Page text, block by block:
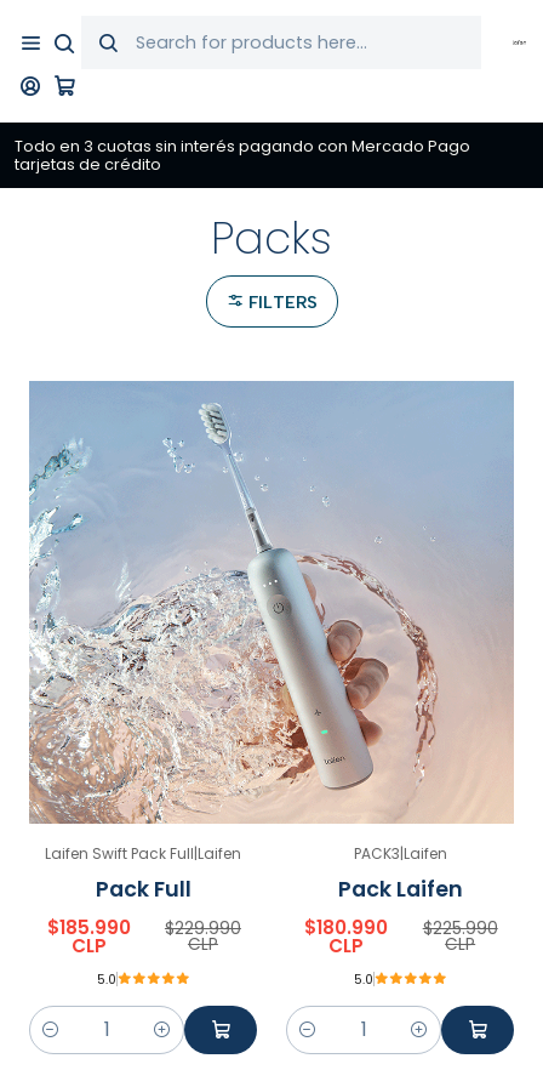
Todo en 3 cuotas sin interés pagando con Mercado Pago
tarjetas de crédito
Packs
FILTERS
Laifen Swift Pack Full|Laifen
Pack Full
$185.990
CLP
$229.990
CLP
5.0
Quantity
PACK3|Laifen
Pack Laifen
$180.990
CLP
$225.990
CLP
5.0
Quantity